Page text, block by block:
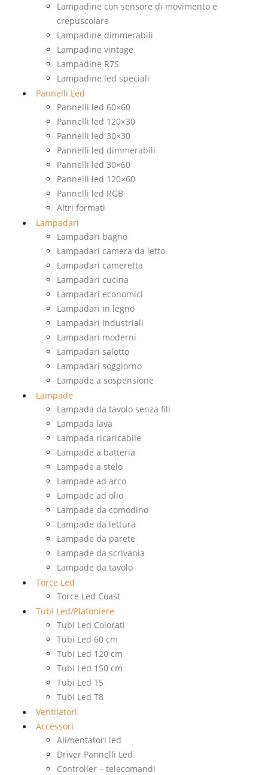
Lampadine con sensore di movimento e
crepuscolare
Lampadine dimmerabili
Lampadine vintage
Lampadine R7S
Lampadine led speciali
Pannelli Led
Pannelli led 60×60
Pannelli led 120×30
Pannelli led 30×30
Pannelli led dimmerabili
Pannelli led 30×60
Pannelli led 120×60
Pannelli led RGB
Altri formati
Lampadari
Lampadari bagno
Lampadari camera da letto
Lampadari cameretta
Lampadari cucina
Lampadari economici
Lampadari in legno
Lampadari industriali
Lampadari moderni
Lampadari salotto
Lampadari soggiorno
Lampade a sospensione
Lampade
Lampada da tavolo senza fili
Lampada lava
Lampada ricaricabile
Lampade a batteria
Lampade a stelo
Lampade ad arco
Lampade ad olio
Lampade da comodino
Lampade da lettura
Lampade da parete
Lampade da scrivania
Lampade da tavolo
Torce Led
Torce Led Coast
Tubi Led/Plafoniere
Tubi Led Colorati
Tubi Led 60 cm
Tubi Led 120 cm
Tubi Led 150 cm
Tubi Led T5
Tubi Led T8
Ventilatori
Accessori
Alimentatori led
Driver Pannelli Led
Controller – telecomandi